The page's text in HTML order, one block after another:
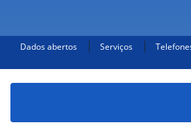
Dados abertos Serviços